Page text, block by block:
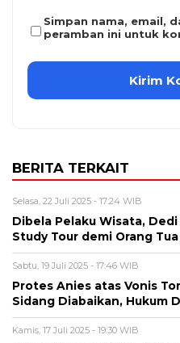
Simpan nama, email,
peramban ini untuk
BERITA TERKAIT
Selasa, 22 Juli 2025 - 17:24 WIB
Dibela Pelaku Wisata,
Study Tour demi Orang
Sabtu, 19 Juli 2025 - 17:46 WIB
Protes Anies atas Vonis
Sidang Diabaikan, Hukum
Kamis, 17 Juli 2025 - 19:30 WIB